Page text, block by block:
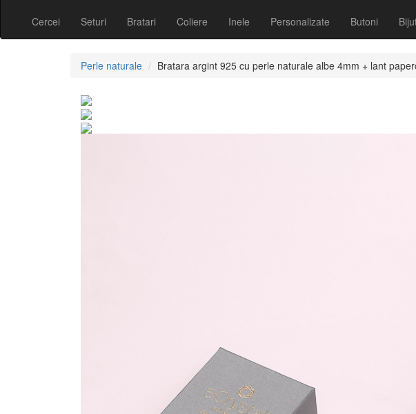
Cercei Seturi Bratari Coliere Inele Personalizate Butoni
Perle naturale Bratara argint 925 cu perle naturale albe 4mm + lant